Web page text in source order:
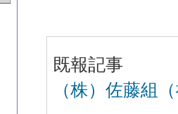
既報記事
（株）佐藤組